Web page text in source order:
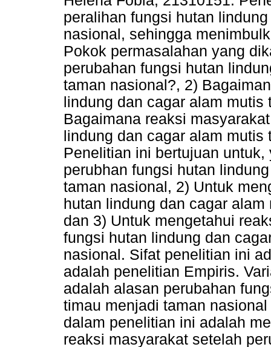
peralihan fungsi hutan
nasional, sehingga
Pokok permasalahan yang
perubahan fungsi hutan
taman nasional?, 2)
lindung dan cagar alam
Bagaimana reaksi
lindung dan cagar alam
Penelitian ini bertujuan
perubhan fungsi hutan
taman nasional, 2) Untuk
hutan lindung dan cagar
dan 3) Untuk mengetahui
fungsi hutan lindung dan
nasional. Sifat penelitian ini
adalah penelitian Empiris.
adalah alasan perubahan
timau menjadi taman
dalam penelitian ini adalah
reaksi masyarakat setelah